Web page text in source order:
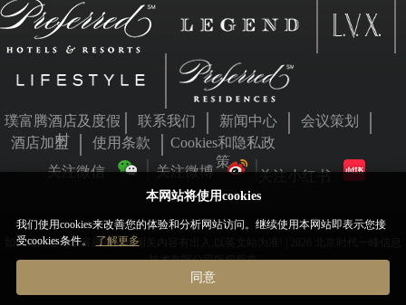
本网站将使用cookies
我们使用cookies来改善您的体验和分析网站访问。继续使用本网站即表示您接
受cookies条件。
了解更多
同意
璞富腾酒店及度假
村
联系我们 新闻中心
会议策划
酒店加盟
使用条款
Cookies和隐私政
策
关注微信 关注微博 关注小红书
如本站内容与璞富腾英文站相关内容有出入,以英文站为准! | 2026 北京时代一峰信息
技术有限公司版权所有
京公网安备11010802031455号